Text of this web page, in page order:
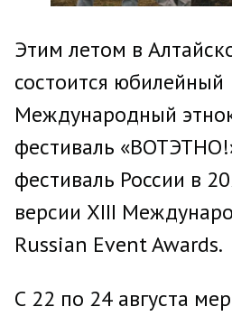
Этим летом в
состоится юбилейный
Международный
фестиваль
фестиваль России в
версии XIII
Russian Event Awards.
С 22 по 24 августа